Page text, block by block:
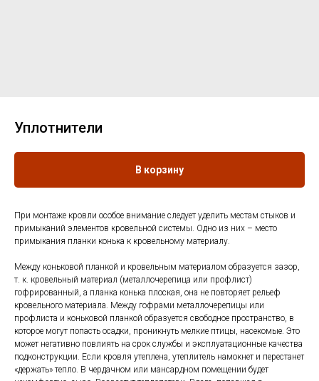
Уплотнители
В корзину
При монтаже кровли особое внимание следует уделить местам стыков и
примыканий элементов кровельной системы. Одно из них – место
примыкания планки конька к кровельному материалу.
Между коньковой планкой и кровельным материалом образуется зазор,
т. к. кровельный материал (металлочерепица или профлист)
гофрированный, а планка конька плоская, она не повторяет рельеф
кровельного материала. Между гофрами металлочерепицы или
профлиста и коньковой планкой образуется свободное пространство, в
которое могут попасть осадки, проникнуть мелкие птицы, насекомые. Это
может негативно повлиять на срок службы и эксплуатационные качества
подконструкции. Если кровля утеплена, утеплитель намокнет и перестанет
«держать» тепло. В чердачном или мансардном помещении будет